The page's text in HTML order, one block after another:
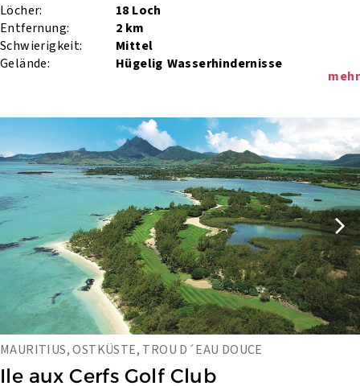
Löcher:
18 Loch
Entfernung:
2 km
Schwierigkeit:
Mittel
Gelände:
Hügelig Wasserhindernisse
mehr
MAURITIUS, OSTKÜSTE, TROU D´EAU DOUCE
Ile aux Cerfs Golf Club